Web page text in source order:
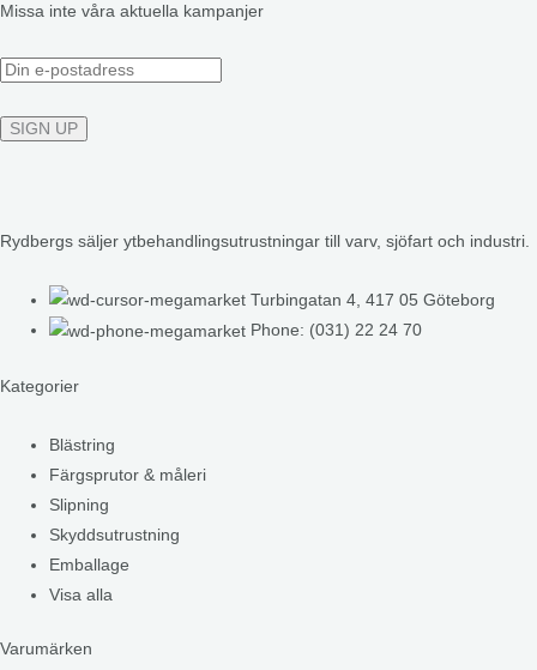
Missa inte våra aktuella kampanjer
Rydbergs säljer ytbehandlingsutrustningar till varv, sjöfart och industri.
Turbingatan 4, 417 05 Göteborg
Phone: (031) 22 24 70
Kategorier
Blästring
Färgsprutor & måleri
Slipning
Skyddsutrustning
Emballage
Visa alla
Varumärken